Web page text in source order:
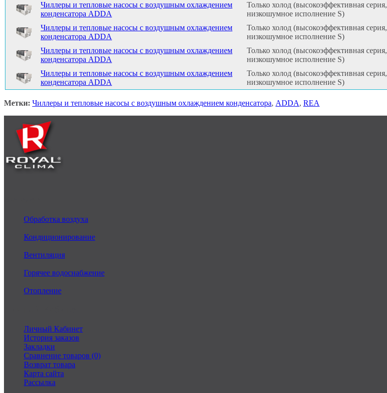
Чиллеры и тепловые насосы с воздушным охлаждением
конденсатора ADDA
Только холод (высокоэффективная серия,
низкошумное исполнение S)
Чиллеры и тепловые насосы с воздушным охлаждением
конденсатора ADDA
Только холод (высокоэффективная серия,
низкошумное исполнение S)
Чиллеры и тепловые насосы с воздушным охлаждением
конденсатора ADDA
Только холод (высокоэффективная серия,
низкошумное исполнение S)
Чиллеры и тепловые насосы с воздушным охлаждением
конденсатора ADDA
Только холод (высокоэффективная серия,
низкошумное исполнение S)
Метки: Чиллеры и тепловые насосы с воздушным охлаждением конденсатора, ADDA, REA
Обработка воздуха
Кондиционирование
Вентиляция
Горячее водоснабжение
Отопление
Личный Кабинет
История заказов
Закладки
Сравнение товаров (0)
Возврат товара
Карта сайта
Рассылка